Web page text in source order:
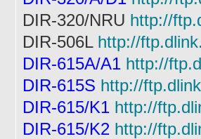
DIR-320/NRU http://
DIR-506L http://
DIR-615A/A1 http://
DIR-615S http://
DIR-615/K1 http://
DIR-615/K2 http://